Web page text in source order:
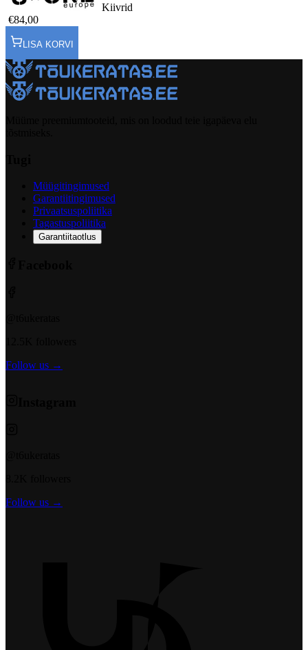
Kiivrid
€84,00
LISA KORVI
Müügitingimused
Garantiitingimused
Privaatsuspoliitika
Tagastuspoliitika
Garantiitaotlus
Follow us →
Follow us →